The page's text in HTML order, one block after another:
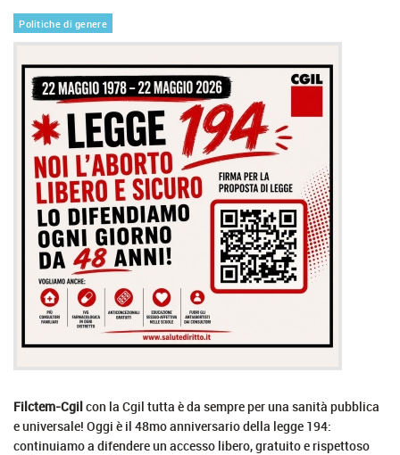
Politiche di genere
Filctem-Cgilcon la Cgil tutta è da sempre per una sanità pubblica
e universale! Oggi è il 48mo anniversario della legge 194:
continuiamo a difendere un accesso libero, gratuito e rispettoso